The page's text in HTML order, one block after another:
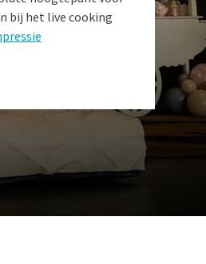
bij het live cooking